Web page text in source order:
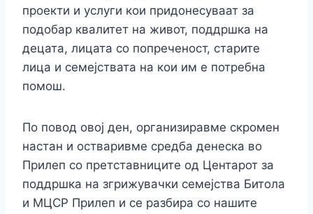
проекти и услуги кои придонесуваат за
подобар квалитет на живот, поддршка на
децата, лицата со попреченост, старите
лица и семејствата на кои им е потребна
помош.
По повод овој ден, организиравме скромен
настан и остваривме средба денеска во
Прилеп со претставниците од Центарот за
поддршка на згрижувачки семејства Битола
и МЦСР Прилеп и се разбира со нашите